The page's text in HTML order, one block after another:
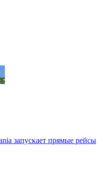
запускает прямые рейсы